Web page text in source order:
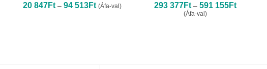
20 847Ft – 94 513FtÁrtartomány:
20
(Áfa-val) 293 377Ft – 591 155Ft
(Áfa-val)